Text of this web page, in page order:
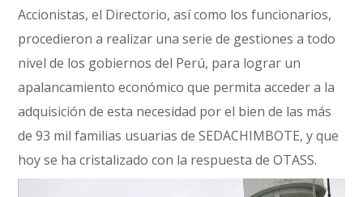
Accionistas, el Directorio, así como los funcionarios,
procedieron a realizar una serie de gestiones a todo
nivel de los gobiernos del Perú, para lograr un
apalancamiento económico que permita acceder a la
adquisición de esta necesidad por el bien de las más
de 93 mil familias usuarias de SEDACHIMBOTE, y que
hoy se ha cristalizado con la respuesta de OTASS.